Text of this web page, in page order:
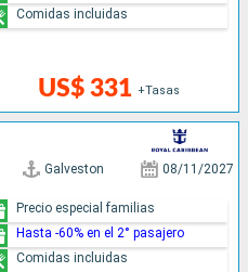
US$ 331 +Tasas
Comidas incluidas
Galveston 08/11/2027
Precio especial familias
Hasta -60% en el 2° pasajero
Comidas incluidas